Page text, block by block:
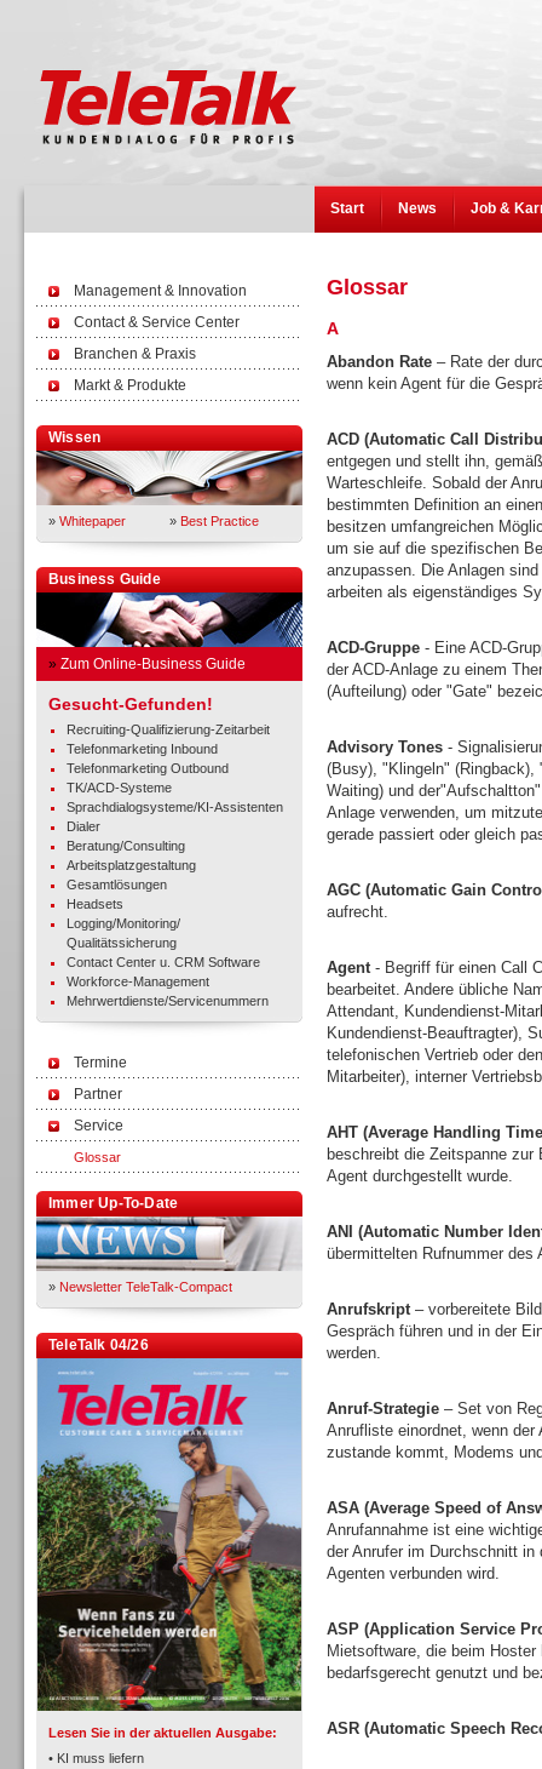
Start News Job &
Management & Innovation
Contact & Service Center
Branchen & Praxis
Markt & Produkte
Wissen
» Whitepaper » Best Practice
Business Guide
» Zum Online-Business Guide
Gesucht-Gefunden!
Recruiting-Qualifizierung-Zeitarbeit
Telefonmarketing Inbound
Telefonmarketing Outbound
TK/ACD-Systeme
Sprachdialogsysteme/KI-Assistenten
Dialer
Beratung/Consulting
Arbeitsplatzgestaltung
Gesamtlösungen
Headsets
Logging/Monitoring/
Qualitätssicherung
Contact Center u. CRM Software
Workforce-Management
Mehrwertdienste/Servicenummern
Termine
Partner
Service
Glossar
Immer Up-To-Date
» Newsletter TeleTalk-Compact
TeleTalk 04/26
Lesen Sie in der aktuellen Ausgabe:
• KI muss liefern
TK- und ACD-Systeme
Glossar
A
Abandon Rate – Rate der
wenn kein Agent für die
ACD (Automatic Call
entgegen und stellt ihn,
Warteschleife. Sobald der
bestimmten Definition an
besitzen umfangreichen
um sie auf die spezifischen
anzupassen. Die Anlagen
arbeiten als eigenständiges
ACD-Gruppe - Eine ACD-
der ACD-Anlage zu einem
(Aufteilung) oder "Gate"
Advisory Tones -
(Busy), "Klingeln"
Waiting) und
Anlage verwenden, um
gerade passiert oder gleich
AGC (Automatic Gain
aufrecht.
Agent- Begriff für einen Call
bearbeitet. Andere übliche
Attendant, Kundendienst-
Kundendienst-Beauftragter),
telefonischen Vertrieb oder
Mitarbeiter), interner
AHT (Average Handling
beschreibt die Zeitspanne
Agent durchgestellt wurde.
ANI (Automatic Number
übermittelten Rufnummer des
Anrufskript– vorbereitete
Gespräch führen und in der
werden.
Anruf-Strategie – Set von
Anrufliste einordnet, wenn
zustande kommt, Modems
ASA (Average Speed of
Anrufannahme ist eine
der Anrufer im Durchschnitt
Agenten verbunden wird.
ASP (Application Service
Mietsoftware, die beim
bedarfsgerecht genutzt und
ASR (Automatic Speech